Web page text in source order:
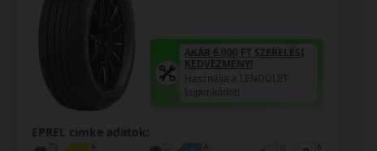
AKÁR 6.000 FT SZERELÉSI
KEDVEZMÉNY!
Használja a LENDÜLET
kuponkódot!
EPREL cimke adatok: